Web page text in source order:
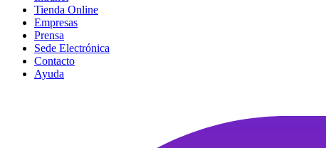
Tienda Online
Empresas
Prensa
Sede Electrónica
Contacto
Ayuda